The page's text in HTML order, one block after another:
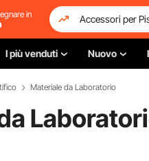
in
I più venduti Nuovo
Materiale da Laboratorio